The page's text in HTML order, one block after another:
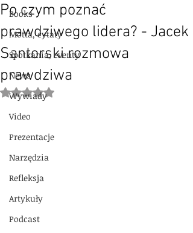
Books
Motta, cytaty
Spotkania, eventy
News
Wywiady
Video
Prezentacje
Narzędzia
Refleksja
Artykuły
Podcast
Po czym poznać
prawdziwego lidera? - Jacek
Santorski rozmowa
prawdziwa
Oceniono na NaN z 5 gwiazdek.